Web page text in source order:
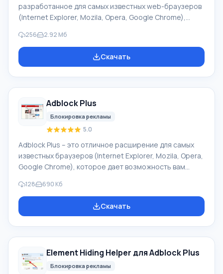
разработанное для самых известных web-браузеров
(Internet Explorer, Mozila, Opera, Google Chrome),
рекламу. Приложение использует одновременно
более 1000 фильтров, которые позволяют
блокировать рекламу, и в то же время не грузит
EasyPrivaсy, списки вредоносных доменов,
долговечных вредоносных до
256 2.92 Мб
Скачать
Adblock Plus
Блокировка рекламы
5.0
Adblock Plus – это отличное расширение для самых
известных браузеров (Internet Explorer, Mozila, Opera,
Google Chrome), которое дает возможность вам
рекламные блоки и баннеры. Используя приложение,
вы больше не будете видеть эту назойливую рекламу,
весь этот «хлам» приложение берет на себя. Adblock
Plus Но если в
128 690 Кб
Скачать
Element Hiding Helper для Adblock Plus
Блокировка рекламы